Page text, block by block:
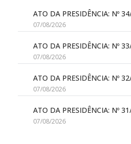
ATO DA PRESIDÊNCIA: Nº
07/08/2026
ATO DA PRESIDÊNCIA: Nº
07/08/2026
ATO DA PRESIDÊNCIA: Nº
07/08/2026
ATO DA PRESIDÊNCIA: Nº
07/08/2026